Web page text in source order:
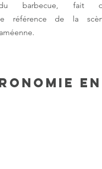
du barbecue, fait
référence de la